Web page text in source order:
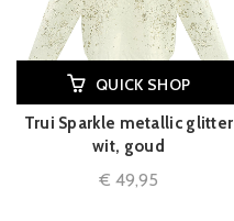
QUICK SHOP
Trui Sparkle metallic glitter
wit, goud
€ 49,95